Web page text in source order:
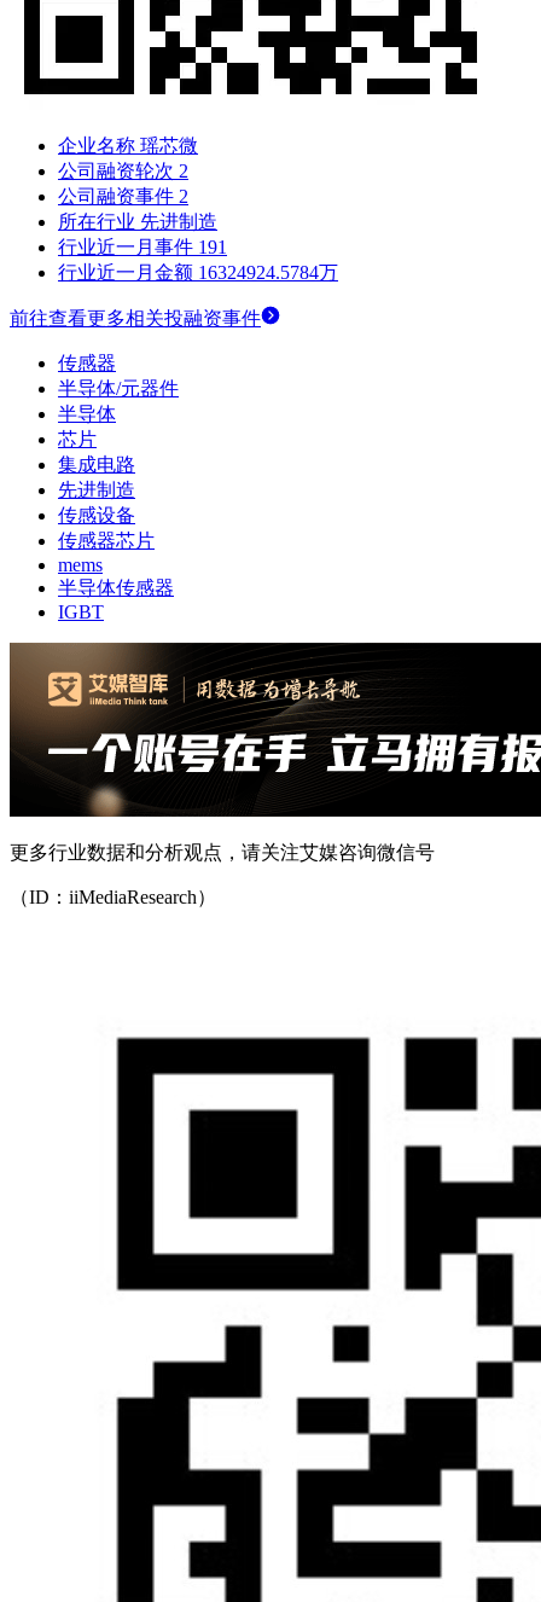
企业名称 瑶芯微
公司融资轮次 2
公司融资事件 2
所在行业 先进制造
行业近一月事件 191
行业近一月金额 16324924.5784万
前往查看更多相关投融资事件
传感器
半导体/元器件
半导体
芯片
集成电路
先进制造
传感设备
传感器芯片
mems
半导体传感器
IGBT
更多行业数据和分析观点，请关注艾媒咨询微信号
（ID：iiMediaResearch）